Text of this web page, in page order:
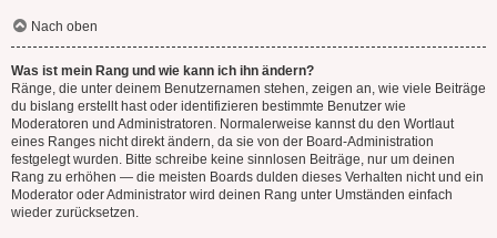
Nach oben
Was ist mein Rang und wie kann ich ihn ändern?
Ränge, die unter deinem Benutzernamen stehen, zeigen an, wie viele Beiträge
du bislang erstellt hast oder identifizieren bestimmte Benutzer wie
Moderatoren und Administratoren. Normalerweise kannst du den Wortlaut
eines Ranges nicht direkt ändern, da sie von der Board-Administration
festgelegt wurden. Bitte schreibe keine sinnlosen Beiträge, nur um deinen
Rang zu erhöhen — die meisten Boards dulden dieses Verhalten nicht und ein
Moderator oder Administrator wird deinen Rang unter Umständen einfach
wieder zurücksetzen.